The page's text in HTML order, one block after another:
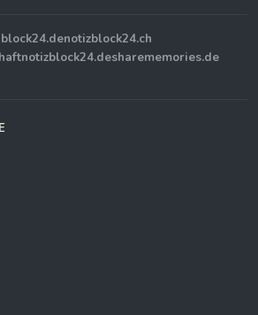
notizblock24.ch
haftnotizblock24.desharememories.de